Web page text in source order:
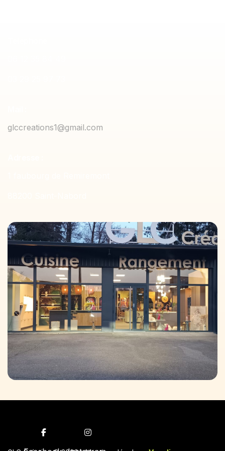
glccreations1@gmail.com